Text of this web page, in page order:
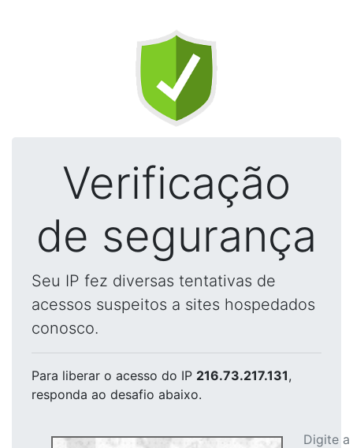
Verificação
de segurança
Seu IP fez diversas tentativas de
acessos suspeitos a sites hospedados
conosco.
Para liberar o acesso do IP 216.73.217.131,
responda ao desafio abaixo.
Digite